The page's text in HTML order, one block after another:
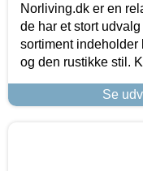
Norliving.dk er en
de har et stort
sortiment indeholder
og den rustikke stil.
Se